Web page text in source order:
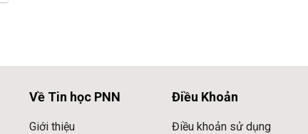
Về Tin học PNN
Giới thiệu
Điều Khoản
Điều khoản sử dụng